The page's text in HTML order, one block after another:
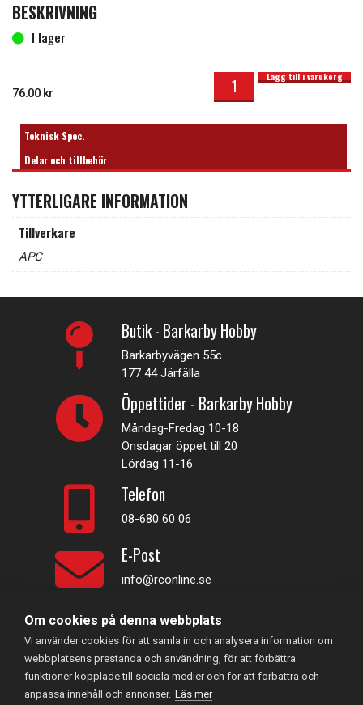
BESKRIVNING
I lager
76.00 kr
I lager
Propeller 11x5.5 El mängd Lägg till i varukorg
Teknisk Spec.
Delar och tillbehör
YTTERLIGARE INFORMATION
Tillverkare
APC
Butik - Barkarby Hobby
Barkarbyvägen 55c
177 44 Järfälla
Öppettider - Barkarby Hobby
Måndag-Fredag 10-18
Onsdagar öppet till 20
Lördag 11-16
Telefon
08-680 60 06
E-Post
info@rconline.se
Garanti och reklamation
Frakt och köpevillkor
Integritetspolicy
Kontakta oss
Om cookies på denna webbplats
Vi använder cookies för att samla in och analysera information om
webbplatsens prestanda och användning, för att förbättra
funktioner kopplade till sociala medier och för att förbättra och
anpassa innehåll och annonser. Läs mer